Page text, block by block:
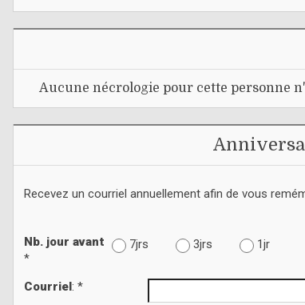
Aucune nécrologie pour cette personne
Recevez un courriel annuellement afin de vous
Nb. jour avant
*
7jrs 3jrs 1jr
Courriel: *